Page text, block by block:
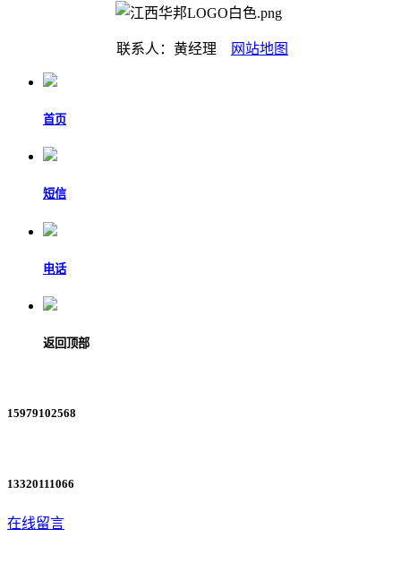
联系人：黄经理 网站地图
首页
短信
电话
返回顶部
15979102568
13320111066
在线留言